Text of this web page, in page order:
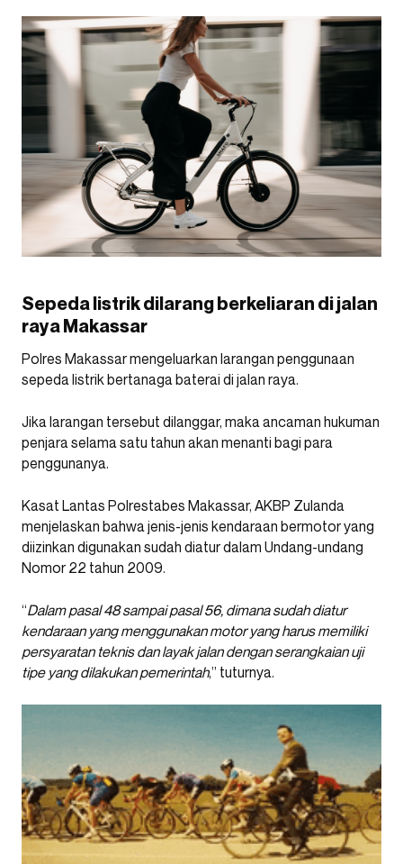
Sepeda listrik dilarang berkeliaran di jalan
raya Makassar
Polres Makassar mengeluarkan larangan penggunaan
sepeda listrik bertanaga baterai di jalan raya.
Jika larangan tersebut dilanggar, maka ancaman hukuman
penjara selama satu tahun akan menanti bagi para
penggunanya.
Kasat Lantas Polrestabes Makassar, AKBP Zulanda
menjelaskan bahwa jenis-jenis kendaraan bermotor yang
diizinkan digunakan sudah diatur dalam Undang-undang
Nomor 22 tahun 2009.
“Dalam pasal 48 sampai pasal 56, dimana sudah diatur
kendaraan yang menggunakan motor yang harus memiliki
persyaratan teknis dan layak jalan dengan serangkaian uji
tipe yang dilakukan pemerintah,” tuturnya.